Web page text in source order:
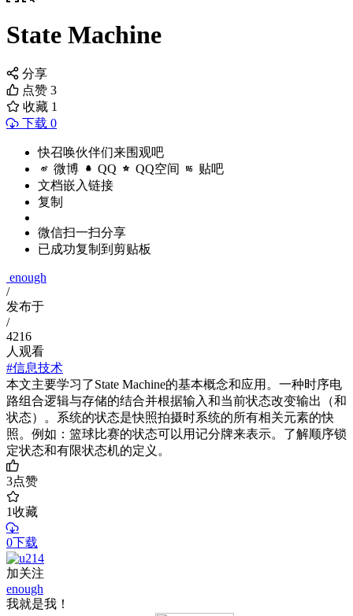
State Machine
分享
点赞 3
收藏 1
下载 0
快召唤伙伴们来围观吧
微博 QQ QQ空间 贴吧
文档嵌入链接
复制
微信扫一扫分享
已成功复制到剪贴板
enough
/
发布于
/
4216
人观看
#信息技术
本文主要学习了State Machine的基本概念和应用。一种时序电
路组合逻辑与存储的结合并根据输入和当前状态改变输出（和
状态）。系统的状态是快照拍摄时系统的所有相关元素的快
照。例如：篮球比赛的状态可以用记分牌来表示。了解顺序锁
定状态和有限状态机的定义。
3点赞
1收藏
0下载
加关注
enough
我就是我！